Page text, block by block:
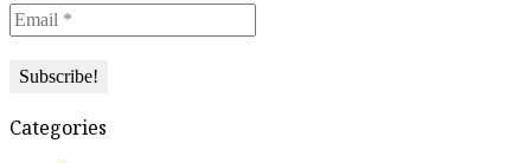
Categories